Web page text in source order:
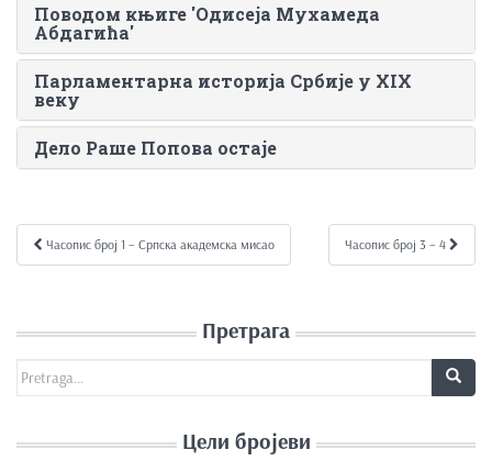
Поводом књиге 'Одисеја Мухамеда
Абдагића'
Парламентарна историја Србије у XIX
веку
Дело Раше Попова остаје
Kretanje članka
Часопис број 1 – Српска академска мисао Часопис број 3 – 4
Претрага
Search for:
Цели бројеви